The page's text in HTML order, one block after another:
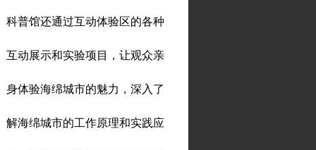
科普馆还通过互动体验区的各种
互动展示和实验项目，让观众亲
身体验海绵城市的魅力，深入了
解海绵城市的工作原理和实践应